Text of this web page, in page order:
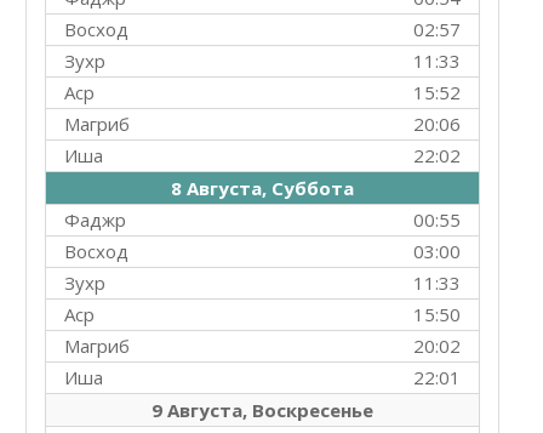
02:57
Восход
11:33
Зухр
15:52
Аср
20:06
Магриб
22:02
Иша
8 Августа, Суббота
00:55
Фаджр
03:00
Восход
11:33
Зухр
15:50
Аср
20:02
Магриб
22:01
Иша
9 Августа, Воскресенье